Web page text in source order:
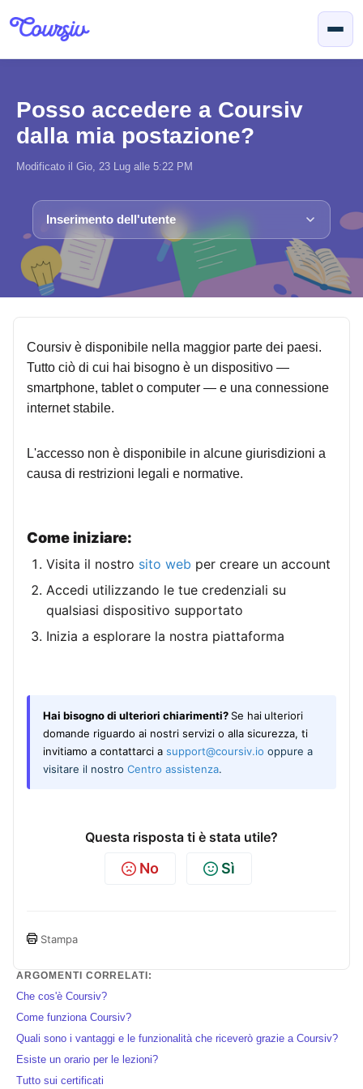
Posso accedere a Coursiv
dalla mia postazione?
Modificato il Gio, 23 Lug alle 5:22 PM
Inserimento dell'utente
Coursiv è disponibile nella maggior parte dei paesi.
Tutto ciò di cui hai bisogno è un dispositivo —
smartphone, tablet o computer — e una connessione
internet stabile.
L'accesso non è disponibile in alcune giurisdizioni a
causa di restrizioni legali e normative.
Come iniziare:
Visita il nostro sito web per creare un account
Accedi utilizzando le tue credenziali su
qualsiasi dispositivo supportato
Inizia a esplorare la nostra piattaforma
Hai bisogno di ulteriori chiarimenti? Se hai ulteriori
domande riguardo ai nostri servizi o alla sicurezza, ti
invitiamo a contattarci a support@coursiv.io oppure a
visitare il nostro Centro assistenza.
Questa risposta ti è stata utile?
No Sì
Stampa
ARGOMENTI CORRELATI:
Che cos'è Coursiv?
Come funziona Coursiv?
Quali sono i vantaggi e le funzionalità che riceverò grazie a Coursiv?
Esiste un orario per le lezioni?
Tutto sui certificati